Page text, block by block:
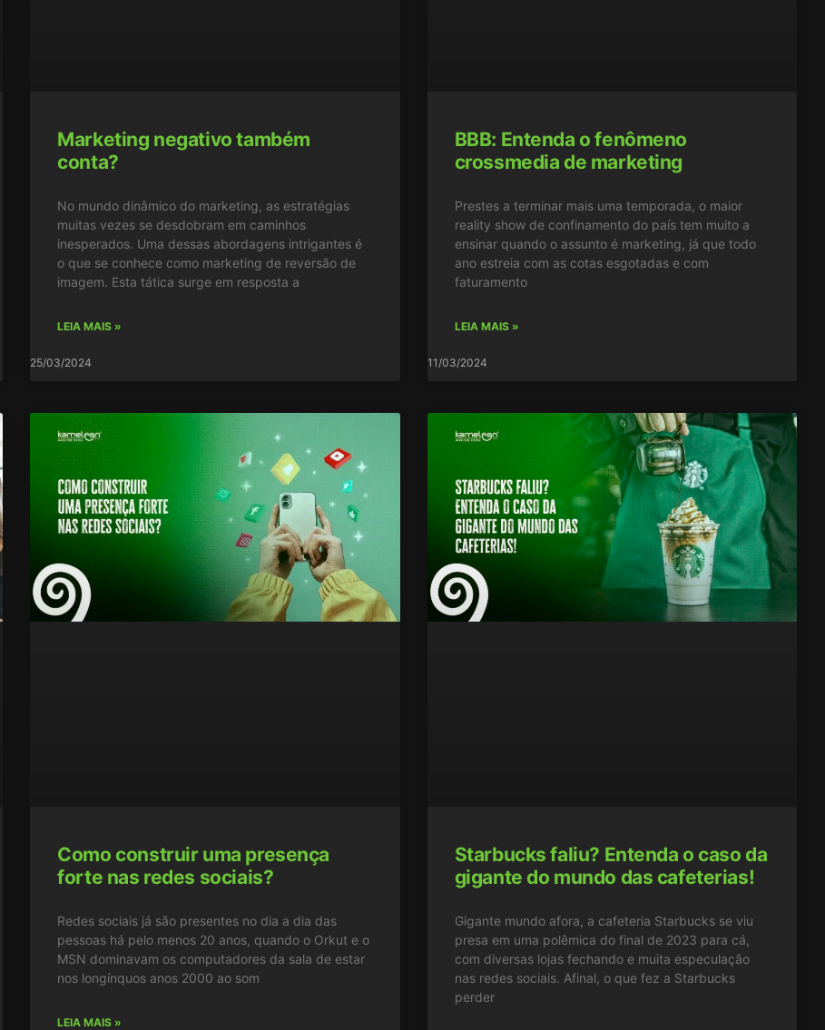
Marketing negativo também
conta?
No mundo dinâmico do marketing, as estratégias
muitas vezes se desdobram em caminhos
inesperados. Uma dessas abordagens intrigantes é
o que se conhece como marketing de reversão de
imagem. Esta tática surge em resposta a
LEIA MAIS »
25/03/2024
BBB: Entenda o fenômeno
crossmedia de marketing
Prestes a terminar mais uma temporada, o maior
reality show de confinamento do país tem muito a
ensinar quando o assunto é marketing, já que todo
ano estreia com as cotas esgotadas e com
faturamento
LEIA MAIS »
11/03/2024
Como construir uma presença
forte nas redes sociais?
Redes sociais já são presentes no dia a dia das
pessoas há pelo menos 20 anos, quando o Orkut e o
MSN dominavam os computadores da sala de estar
nos longínquos anos 2000 ao som
LEIA MAIS »
Starbucks faliu? Entenda o caso da
gigante do mundo das cafeterias!
Gigante mundo afora, a cafeteria Starbucks se viu
presa em uma polêmica do final de 2023 para cá,
com diversas lojas fechando e muita especulação
nas redes sociais. Afinal, o que fez a Starbucks
perder